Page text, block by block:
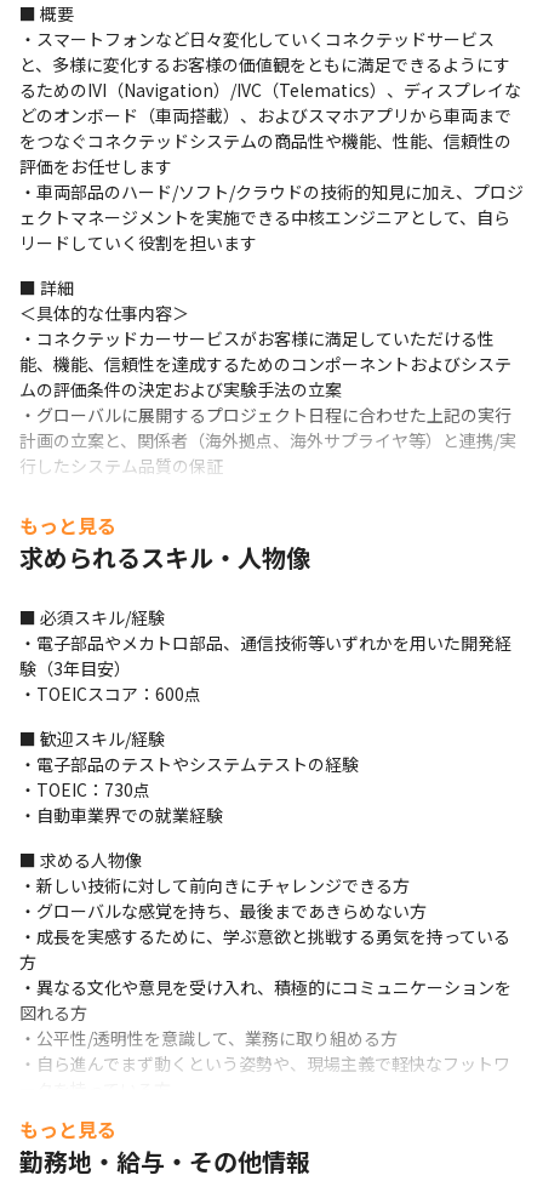
■ 概要
・スマートフォンなど日々変化していくコネクテッドサービス
と、多様に変化するお客様の価値観をともに満足できるようにす
るためのIVI（Navigation）/IVC（Telematics）、ディスプレイな
どのオンボード（車両搭載）、およびスマホアプリから車両まで
をつなぐコネクテッドシステムの商品性や機能、性能、信頼性の
評価をお任せします
・車両部品のハード/ソフト/クラウドの技術的知見に加え、プロジ
ェクトマネージメントを実施できる中核エンジニアとして、自ら
リードしていく役割を担います
■ 詳細
＜具体的な仕事内容＞
・コネクテッドカーサービスがお客様に満足していただける性
能、機能、信頼性を達成するためのコンポーネントおよびシステ
ムの評価条件の決定および実験手法の立案
・グローバルに展開するプロジェクト日程に合わせた上記の実行
計画の立案と、関係者（海外拠点、海外サプライヤ等）と連携/実
行したシステム品質の保証
・開発手法はプロジェクトにより異なります
・コミュニケーションツールとしてはSlackおよびGoogle Meetを
・普段はSlackのチャットをメインで使いつつ、少人数での会話に
はhuddleを使用、大人数での会話にはGoogle Meetを使用してい
ます
・Confluence、JIRA、Google Workspace等を使用し、情報共有
・ソースコードはGitHub上のリポジトリで管理しており、ソース
コードレビューはPullRequest上で行っています
・PullRequest作成時およびマージ時にはGitHub Actionsでビル
ドや自動テスト実行、タグ付けなどを行っています
＜研修に関して＞
・経験者に関しては基本的にOJTで業務理解を深めます
・R&D組織内にて、技術に関する専門性を磨くための研修を用意
しています
・専門家による講習や、社内で認定している資格を取得するため
の研修を受けることが可能です
・今後は、海外支社やパートナー企業とのコミュニケーション力
を向上すべく、TOEICのスコアアップを目指した研修を用意する
＜募集背景＞
クラウドやスマートフォンと繋がり、車内のお客さまに多種多様
もっと見る
求められるスキル・人物像
■ 必須スキル/経験
・電子部品やメカトロ部品、通信技術等いずれかを用いた開発経
験（3年目安）
・TOEICスコア：600点
■ 歓迎スキル/経験
・電子部品のテストやシステムテストの経験
・TOEIC：730点
・自動車業界での就業経験
■ 求める人物像
・新しい技術に対して前向きにチャレンジできる方
・グローバルな感覚を持ち、最後まであきらめない方
・成長を実感するために、学ぶ意欲と挑戦する勇気を持っている
方
・異なる文化や意見を受け入れ、積極的にコミュニケーションを
図れる方
・公平性/透明性を意識して、業務に取り組める方
・自ら進んでまず動くという姿勢や、現場主義で軽快なフットワ
入れる柔軟性を持っている方
もっと見る
勤務地・給与・その他情報